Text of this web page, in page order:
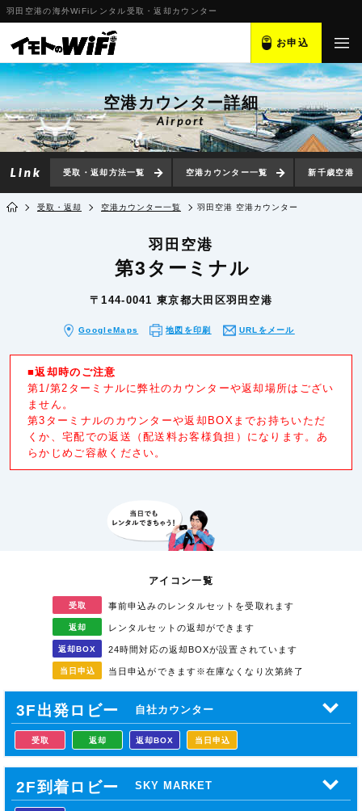
羽田空港の海外WiFiレンタル受取・返却カウンター
お申込
空港カウンター詳細
Airport
受取・返却方法一覧 空港カウンター一覧 新千歳空港
受取・返却 空港カウンター一覧 羽田空港 空港カウンター
羽田空港
第3ターミナル
〒144-0041 東京都大田区羽田空港
GoogleMaps 地図を印刷 URLをメール
■返却時のご注意
第1/第2ターミナルに弊社のカウンターや返却場所はござい
ません。
第3ターミナルのカウンターや返却BOXまでお持ちいただ
くか、宅配での返送（配送料お客様負担）になります。あ
らかじめご容赦ください。
アイコン一覧
受取 事前申込みのレンタルセットを受取れます
返却 レンタルセットの返却ができます
返却BOX 24時間対応の返却BOXが設置されています
当日 申込 当日申込ができます※在庫なくなり次第終了
3F出発ロビー 自社カウンター
受取 返却 返却BOX 当日申込
2F到着ロビー SKY MARKET